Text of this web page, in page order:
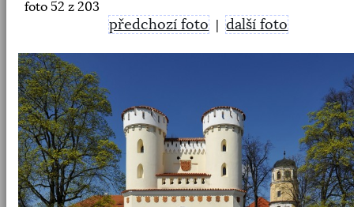
foto 52 z 203
předchozí foto |další foto